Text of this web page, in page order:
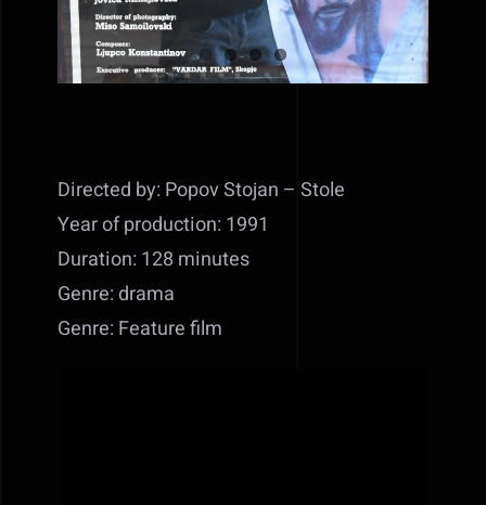
Directed by: Popov Stojan – Stole
Year of production: 1991
Duration: 128 minutes
Genre: drama
Genre: Feature film